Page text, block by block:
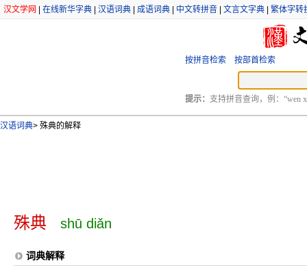
汉文学网 在线新华字典 汉语词典 成语词典 中文转拼音 文言文字典 繁体字转
按拼音检索 按部首检索
提示： 支持拼音查询，例：“wen
汉语词典> 殊典的解释
殊典 shū diǎn
词典解释